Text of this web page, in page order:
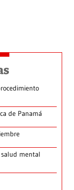
de Panamá
mental